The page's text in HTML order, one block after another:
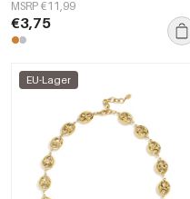
MSRP €11,99
€3,75
EU-Lager